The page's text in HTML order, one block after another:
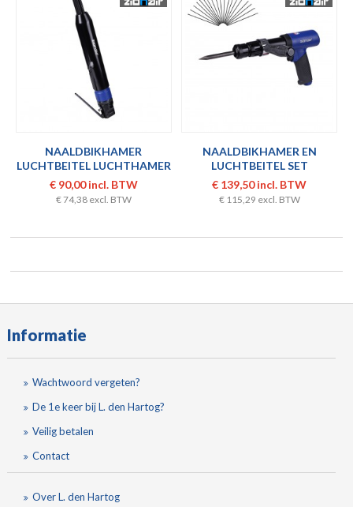
NAALDBIKHAMER
LUCHTBEITEL LUCHTHAMER
3 IN 1
€ 90,00 incl. BTW
€ 74,38 excl. BTW
NAALDBIKHAMER EN
LUCHTBEITEL SET
€ 139,50 incl. BTW
€ 115,29 excl. BTW
Informatie
Wachtwoord vergeten?
De 1e keer bij L. den Hartog?
Veilig betalen
Contact
Over L. den Hartog